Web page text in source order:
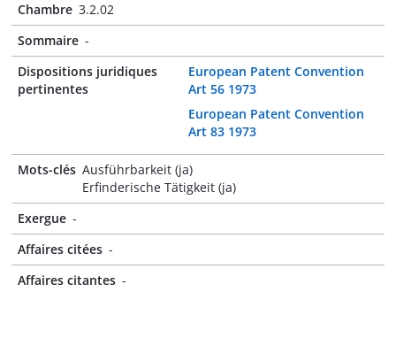
Chambre 3.2.02
Sommaire -
Dispositions juridiques
pertinentes
European Patent Convention
Art 56 1973
European Patent Convention
Art 83 1973
Mots-clés Ausführbarkeit (ja)
Erfinderische Tätigkeit (ja)
Exergue -
Affaires citées -
Affaires citantes -